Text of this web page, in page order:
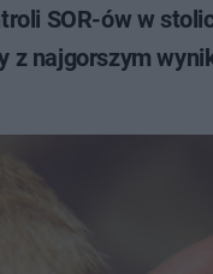
SOR-ów w
z najgorszym